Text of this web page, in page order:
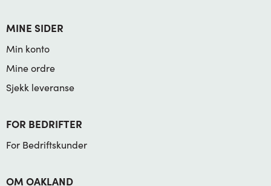
MINE SIDER
Min konto
Mine ordre
Sjekk leveranse
FOR BEDRIFTER
For Bedriftskunder
OM OAKLAND